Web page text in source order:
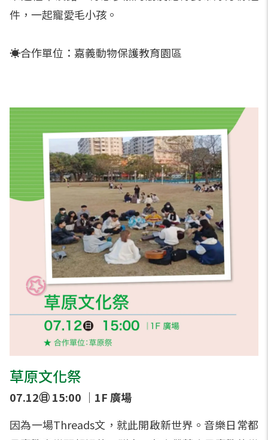
件，一起寵愛毛小孩。
☀️合作單位：嘉義動物保護教育園區
草原文化祭
07.12㊐ 15:00 ｜1F 廣場
因為一場Threads文，就此開啟新世界。音樂日常都